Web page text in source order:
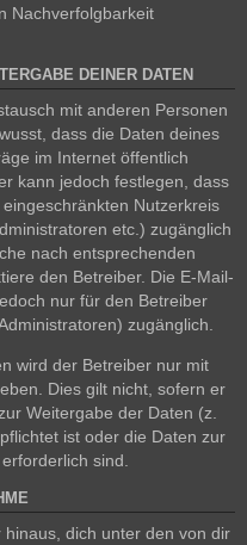
Nachverfolgbarkeit
DEINER DATEN
mit anderen Personen
dass die Daten deines
im Internet öffentlich
kann jedoch festlegen, dass
Nutzerkreis
etc.) zugänglich
nach entsprechenden
den Betreiber. Die E-Mail-
nur für den Betreiber
zugänglich.
wird der Betreiber nur mit
Dies gilt nicht, sofern er
Weitergabe der Daten (z.
ist oder die Daten zur
sind.
dich unter den von dir